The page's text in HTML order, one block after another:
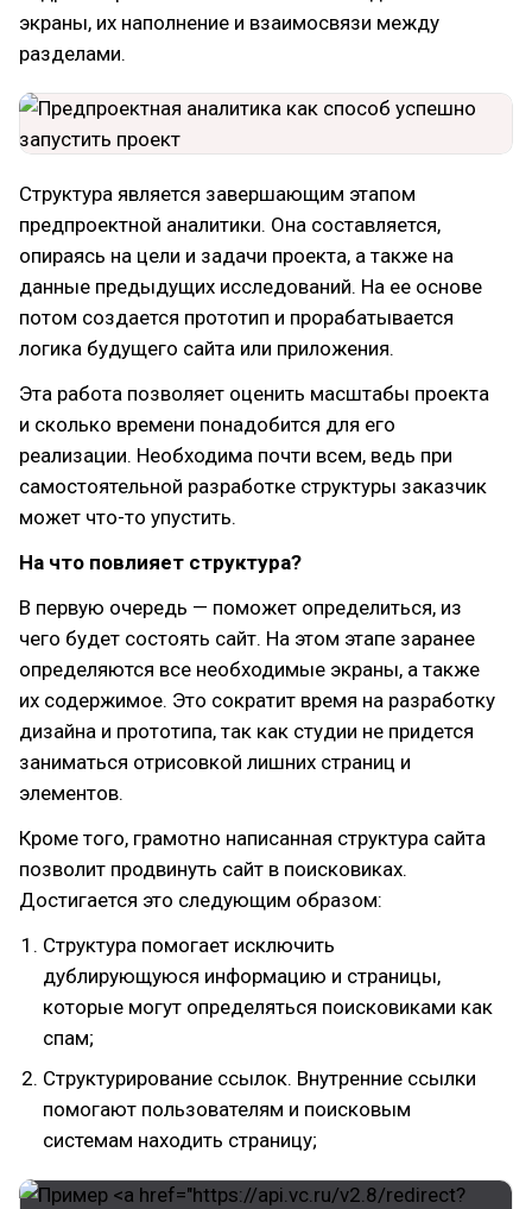
экраны, их наполнение и взаимосвязи между
разделами.
Структура является завершающим этапом
предпроектной аналитики. Она составляется,
опираясь на цели и задачи проекта, а также на
данные предыдущих исследований. На ее основе
потом создается прототип и прорабатывается
логика будущего сайта или приложения.
Эта работа позволяет оценить масштабы проекта
и сколько времени понадобится для его
реализации. Необходима почти всем, ведь при
самостоятельной разработке структуры заказчик
может что-то упустить.
На что повлияет структура?
В первую очередь — поможет определиться, из
чего будет состоять сайт. На этом этапе заранее
определяются все необходимые экраны, а также
их содержимое. Это сократит время на разработку
дизайна и прототипа, так как студии не придется
заниматься отрисовкой лишних страниц и
элементов.
Кроме того, грамотно написанная структура сайта
позволит продвинуть сайт в поисковиках.
Достигается это следующим образом:
Структура помогает исключить
дублирующуюся информацию и страницы,
которые могут определяться поисковиками как
спам;
Структурирование ссылок. Внутренние ссылки
помогают пользователям и поисковым
системам находить страницу;